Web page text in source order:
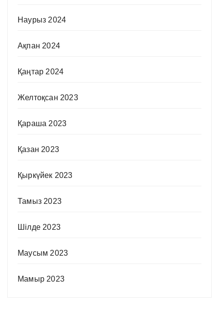
Наурыз 2024
Ақпан 2024
Қаңтар 2024
Желтоқсан 2023
Қараша 2023
Қазан 2023
Қыркүйек 2023
Тамыз 2023
Шілде 2023
Маусым 2023
Мамыр 2023